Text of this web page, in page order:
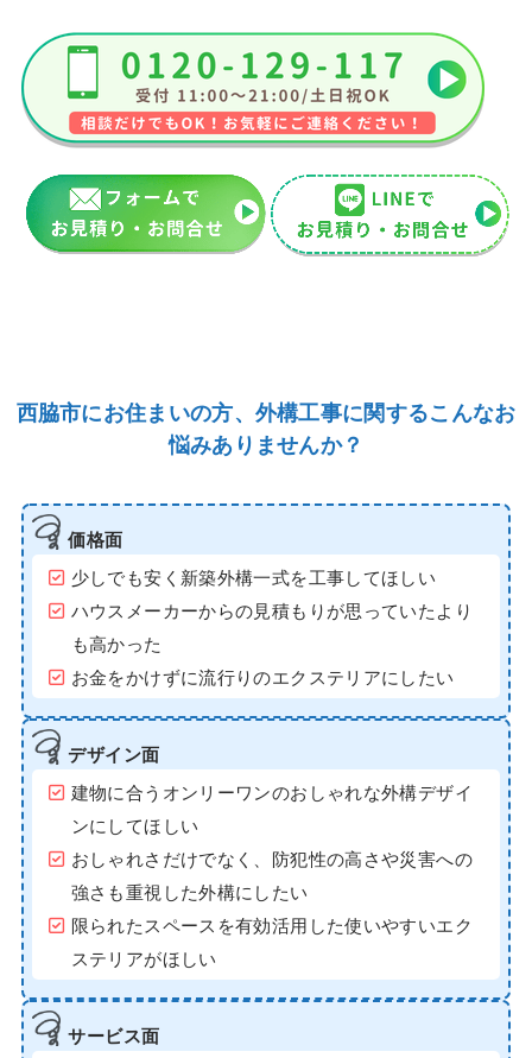
西脇市にお住まいの方、外構工事に関するこんなお
悩みありませんか？
価格面
少しでも安く新築外構一式を工事してほしい
ハウスメーカーからの見積もりが思っていたより
も高かった
お金をかけずに流行りのエクステリアにしたい
デザイン面
建物に合うオンリーワンのおしゃれな外構デザイ
ンにしてほしい
おしゃれさだけでなく、防犯性の高さや災害への
強さも重視した外構にしたい
限られたスペースを有効活用した使いやすいエク
ステリアがほしい
サービス面